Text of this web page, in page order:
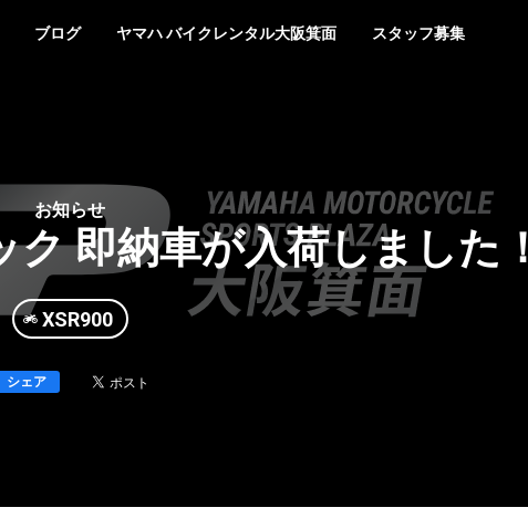
ブログ ヤマハ バイクレンタル大阪箕面 スタッフ募集
お知らせ
ク 即納車が入荷しました！
XSR900
シェア